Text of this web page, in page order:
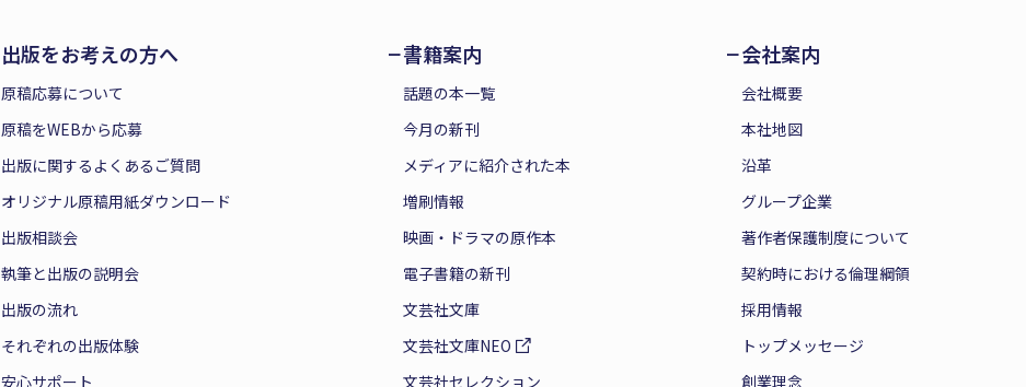
出版をお考えの方へ
原稿応募について
原稿をWEBから応募
出版に関するよくあるご質問
オリジナル原稿用紙ダウンロード
出版相談会
執筆と出版の説明会
出版の流れ
それぞれの出版体験
安心サポート
書籍案内
話題の本一覧
今月の新刊
メディアに紹介された本
増刷情報
映画・ドラマの原作本
電子書籍の新刊
文芸社文庫
文芸社文庫NEO
文芸社セレクション
会社案内
会社概要
本社地図
沿革
グループ企業
著作者保護制度について
契約時における倫理綱領
採用情報
トップメッセージ
創業理念